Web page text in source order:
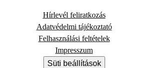
Hírlevél feliratkozás
Adatvédelmi tájékoztató
Felhasználási feltételek
Impresszum
Süti beállítások